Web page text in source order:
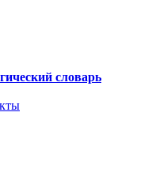
словарь